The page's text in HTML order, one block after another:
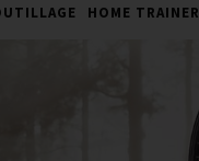
HOME TRAINER